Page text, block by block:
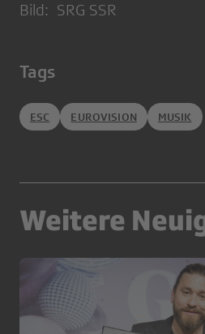
Bild: SRG SSR
Tags
ESC EUROVISION MUSIK
Weitere